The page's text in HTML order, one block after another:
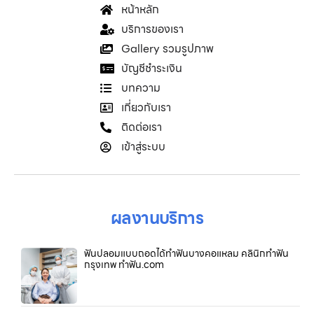
หน้าหลัก
บริการของเรา
Gallery รวมรูปภาพ
บัญชีชำระเงิน
บทความ
เกี่ยวกับเรา
ติดต่อเรา
เข้าสู่ระบบ
ผลงานบริการ
ฟันปลอมแบบถอดได้ทำฟันบางคอแหลม คลินิกทำฟัน
กรุงเทพ ทำฟัน.com